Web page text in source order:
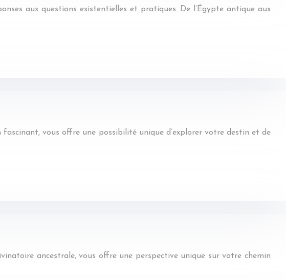
aux questions existentielles et pratiques. De l’Égypte antique aux
vous offre une possibilité unique d’explorer votre destin et de
ancestrale, vous offre une perspective unique sur votre chemin